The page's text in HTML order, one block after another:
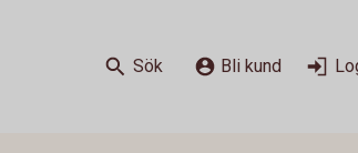
Sök Bli kund